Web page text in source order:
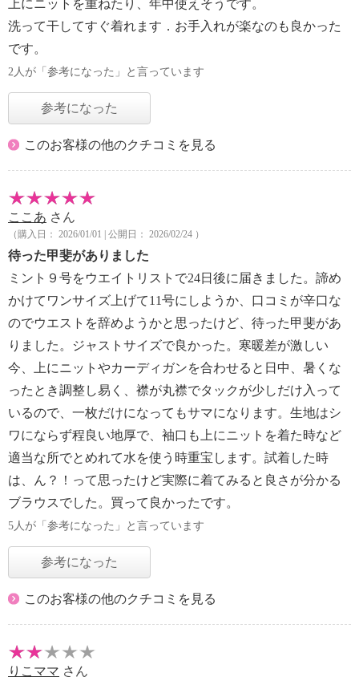
上にニットを重ねたり、年中使えそうです。
洗って干してすぐ着れます．お手入れが楽なのも良かった
です。
2人が「参考になった」と言っています
参考になった
このお客様の他のクチコミを見る
ここあ さん
（購入日： 2026/01/01 | 公開日： 2026/02/24 ）
待った甲斐がありました
ミント９号をウエイトリストで24日後に届きました。諦め
かけてワンサイズ上げて11号にしようか、口コミが辛口な
のでウエストを辞めようかと思ったけど、待った甲斐があ
りました。ジャストサイズで良かった。寒暖差が激しい
今、上にニットやカーディガンを合わせると日中、暑くな
ったとき調整し易く、襟が丸襟でタックが少しだけ入って
いるので、一枚だけになってもサマになります。生地はシ
ワにならず程良い地厚で、袖口も上にニットを着た時など
適当な所でとめれて水を使う時重宝します。試着した時
は、ん？！って思ったけど実際に着てみると良さが分かる
ブラウスでした。買って良かったです。
5人が「参考になった」と言っています
参考になった
このお客様の他のクチコミを見る
りこママ さん